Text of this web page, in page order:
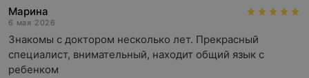
Марина
6 мая 2026
Знакомы с доктором несколько лет. Прекрасный
специалист, внимательный, находит общий язык с
ребенком